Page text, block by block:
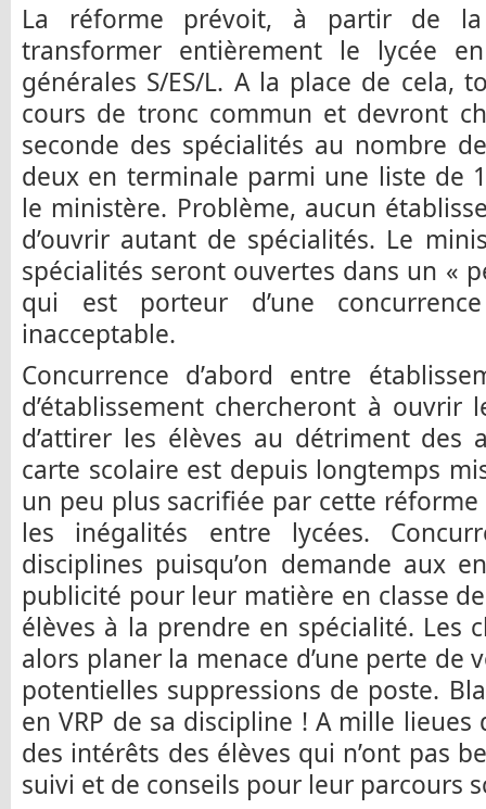
La réforme prévoit, à partir de la
transformer entièrement le lycée
générales S/ES/L. A la place de cela,
cours de tronc commun et devront
seconde des spécialités au nombre
deux en terminale parmi une liste de
le ministère. Problème, aucun
d’ouvrir autant de spécialités. Le
spécialités seront ouvertes dans un «
qui est porteur d’une
inacceptable.
Concurrence d’abord entre
d’établissement chercheront à ouvrir
d’attirer les élèves au détriment des
carte scolaire est depuis longtemps
un peu plus sacrifiée par cette
les inégalités entre lycées.
disciplines puisqu’on demande aux
publicité pour leur matière en classe
élèves à la prendre en spécialité. Les
alors planer la menace d’une perte de
potentielles suppressions de poste.
en VRP de sa discipline ! A mille
des intérêts des élèves qui n’ont pas
suivi et de conseils pour leur parcours